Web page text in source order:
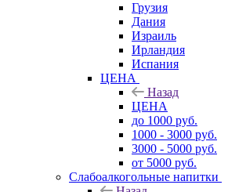
Грузия
Дания
Израиль
Ирландия
Испания
ЦЕНА
Назад
ЦЕНА
до 1000 руб.
1000 - 3000 руб.
3000 - 5000 руб.
от 5000 руб.
Слабоалкогольные напитки